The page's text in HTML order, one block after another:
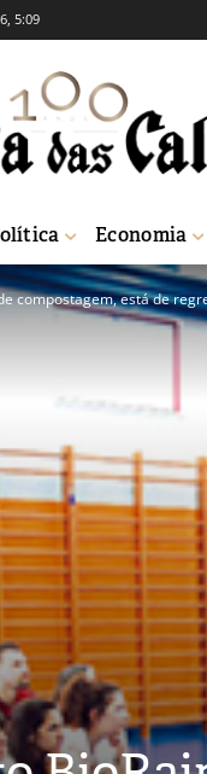
5:09
Economia
compostagem, está de